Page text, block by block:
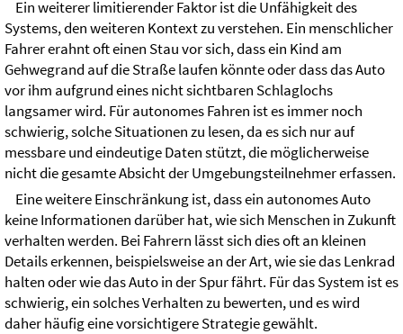
Ein weiterer limitierender Faktor ist die Unfähigkeit des
Systems, den weiteren Kontext zu verstehen. Ein menschlicher
Fahrer erahnt oft einen Stau vor sich, dass ein Kind am
Gehwegrand auf die Straße laufen könnte oder dass das Auto
vor ihm aufgrund eines nicht sichtbaren Schlaglochs
langsamer wird. Für autonomes Fahren ist es immer noch
schwierig, solche Situationen zu lesen, da es sich nur auf
messbare und eindeutige Daten stützt, die möglicherweise
nicht die gesamte Absicht der Umgebungsteilnehmer erfassen.
Eine weitere Einschränkung ist, dass ein autonomes Auto
keine Informationen darüber hat, wie sich Menschen in Zukunft
verhalten werden. Bei Fahrern lässt sich dies oft an kleinen
Details erkennen, beispielsweise an der Art, wie sie das Lenkrad
halten oder wie das Auto in der Spur fährt. Für das System ist es
schwierig, ein solches Verhalten zu bewerten, und es wird
daher häufig eine vorsichtigere Strategie gewählt.